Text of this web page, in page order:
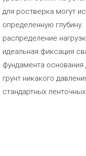
для ростверка могут
определенную
распределение
идеальная фиксация
фундамента
грунт никакого
стандартных